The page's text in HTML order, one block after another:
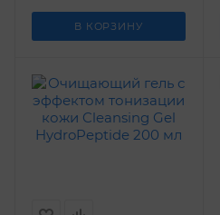
В КОРЗИНУ